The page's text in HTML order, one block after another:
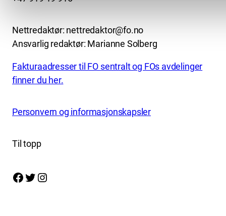
Nettredaktør: nettredaktor@fo.no
Ansvarlig redaktør: Marianne Solberg
Fakturaadresser til FO sentralt og FOs avdelinger
finner du her.
Personvern og informasjonskapsler
Til topp
Facebook Twitter Instagram